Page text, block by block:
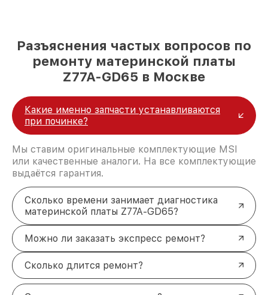
Разъяснения частых вопросов по
ремонту материнской платы
Z77A-GD65 в Москве
Какие именно запчасти устанавливаются
при починке?
Мы ставим оригинальные комплектующие MSI
или качественные аналоги. На все комплектующие
выдаётся гарантия.
Сколько времени занимает диагностика
материнской платы Z77A-GD65?
Можно ли заказать экспресс ремонт?
Сколько длится ремонт?